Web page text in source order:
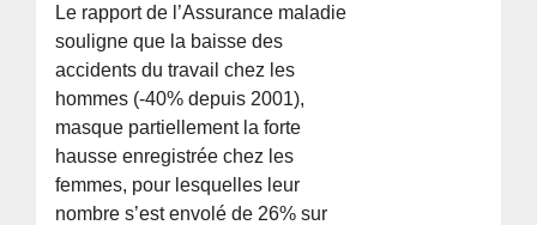
Le rapport de l’Assurance maladie
souligne que la baisse des
accidents du travail chez les
hommes (-40% depuis 2001),
masque partiellement la forte
hausse enregistrée chez les
femmes, pour lesquelles leur
nombre s’est envolé de 26% sur